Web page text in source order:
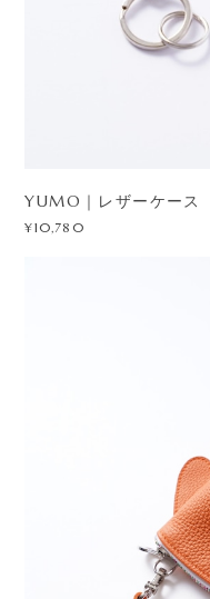
YUMO｜レザーケース
¥10,780